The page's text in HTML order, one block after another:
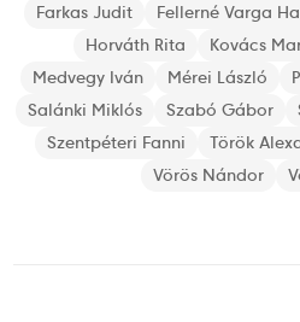
Farkas Judit
Fellerné Varga
Horváth Rita
Kovács
Medvegy Iván
Mérei László
Salánki Miklós
Szabó Gábor
Szentpéteri Fanni
Török
Vörös Nándor